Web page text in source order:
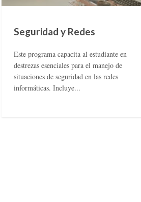
Seguridad y Redes
Este programa capacita al estudiante en
destrezas esenciales para el manejo de
situaciones de seguridad en las redes
informáticas. Incluye...